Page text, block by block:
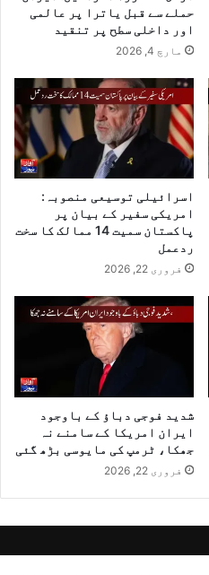
حملے سے قبل یاترا پر عالمی
اور داخلی سطح پر تنقید
مارچ 4, 2026
اسرائیلی توسیعی منصوبہ:
امریکی سفیر کے بیان پر
پاکستان سمیت 14 ممالک کا سخت
ردعمل
فروری 22, 2026
شدید فوجی دباؤ کے باوجود
ایران امریکا کے سامنے نہ
جھکا، ٹرمپ کی مایوسی بڑھ گئی
فروری 22, 2026